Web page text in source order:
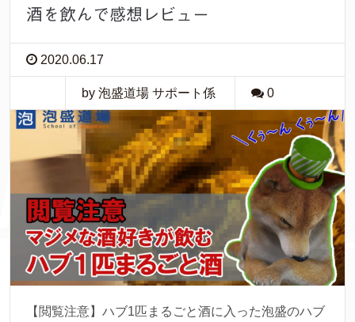
酒を飲んで感想レビュー
2020.06.17
by 泡盛道場 サポート係 0
【閲覧注意】ハブ1匹まるごと酒に入った泡盛のハブ